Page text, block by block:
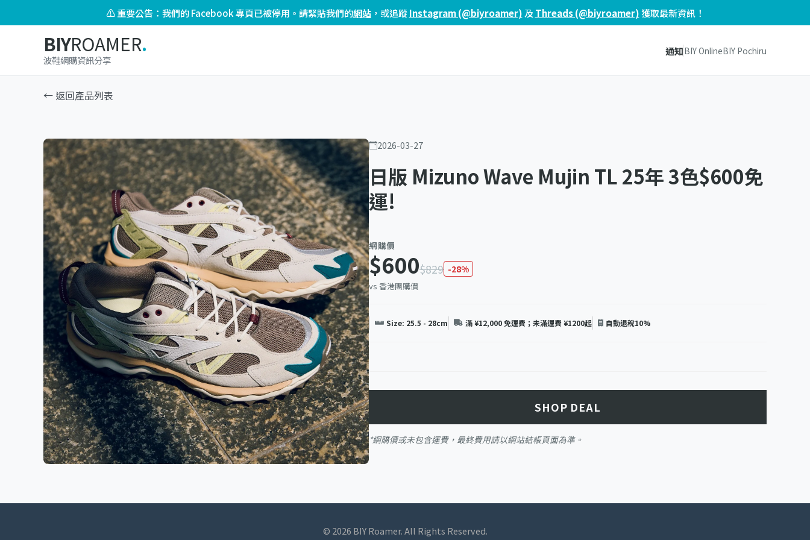
⚠️ 重要公告：我們的 Facebook 專頁已被停用。請緊貼我們的網站，或追蹤Instagram (@biyroamer) 及 Threads (@biyroamer)獲取最新資訊！
BIYROAMER.
波鞋網購資訊分享
通知BIY OnlineBIY Pochiru
← 返回產品列表
2026-03-27
日版 Mizuno Wave Mujin TL 25年 3色$600免
運!
網購價
$600$829 -28%
vs 香港團購價
Size: 25.5 - 28cm 滿 ¥12,000 免運費；未滿運費 ¥1200起 自動退稅10%
SHOP DEAL
*網購價或未包含運費，最終費用請以網站結帳頁面為準。
© 2026 BIY Roamer. All Rights Reserved.